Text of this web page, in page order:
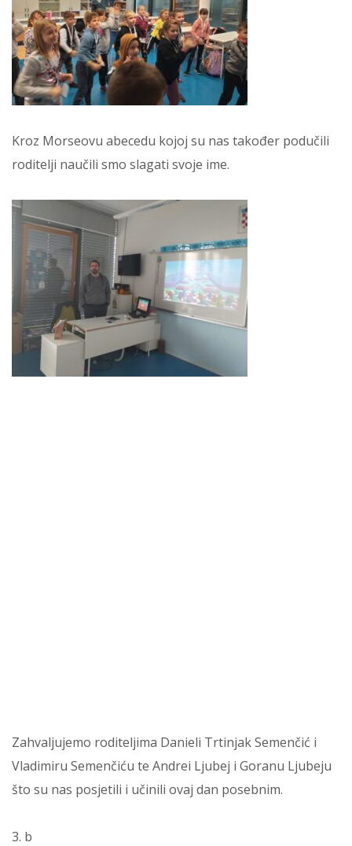
Kroz Morseovu abecedu kojoj su nas također podučili
roditelji naučili smo slagati svoje ime.
Zahvaljujemo roditeljima Danieli Trtinjak Semenčić i
Vladimiru Semenčiću te Andrei Ljubej i Goranu Ljubeju
što su nas posjetili i učinili ovaj dan posebnim.
3. b